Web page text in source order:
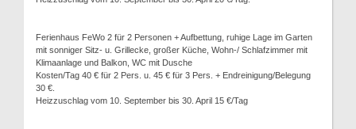
Ferienhaus FeWo 2 für 2 Personen + Aufbettung, ruhige Lage im Garten
mit sonniger Sitz- u. Grillecke, großer Küche, Wohn-/ Schlafzimmer mit
Klimaanlage und Balkon, WC mit Dusche
Kosten/Tag 40 € für 2 Pers. u. 45 € für 3 Pers. + Endreinigung/Belegung
30 €.
Heizzuschlag vom 10. September bis 30. April 15 €/Tag